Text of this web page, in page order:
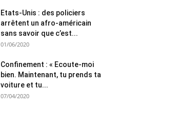
Etats-Unis : des policiers
arrêtent un afro-américain
sans savoir que c’est...
01/06/2020
Confinement : « Ecoute-moi
bien. Maintenant, tu prends ta
voiture et tu...
07/04/2020